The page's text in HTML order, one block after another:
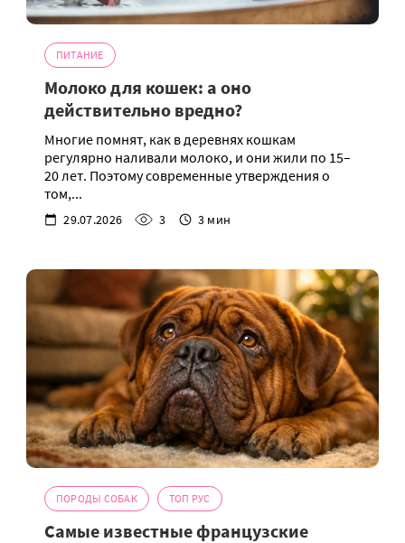
ПИТАНИЕ
Молоко для кошек: а оно
действительно вредно?
Многие помнят, как в деревнях кошкам
регулярно наливали молоко, и они жили по 15–
20 лет. Поэтому современные утверждения о
том,...
29.07.2026 3 3 мин
ПОРОДЫ СОБАК ТОП РУС
Самые известные французские